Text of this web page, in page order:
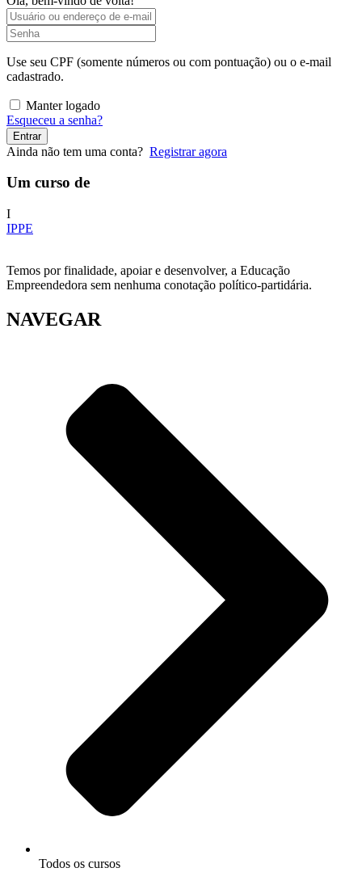
Use seu CPF (somente números ou com pontuação) ou o e-mail
cadastrado.
Manter logado
Esqueceu a senha?
Entrar
Ainda não tem uma conta? Registrar agora
Um curso de
I
IPPE
Temos por finalidade, apoiar e desenvolver, a Educação
Empreendedora sem nenhuma conotação político-partidária.
NAVEGAR
Todos os cursos